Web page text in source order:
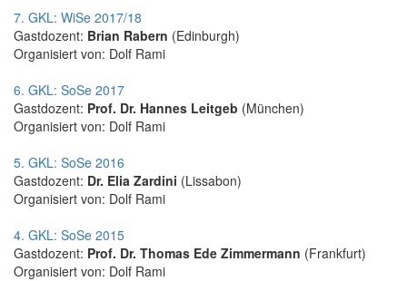
7. GKL: WiSe 2017/18
Gastdozent: Brian Rabern (Edinburgh)
Organisiert von: Dolf Rami
6. GKL: SoSe 2017
Gastdozent: Prof. Dr. Hannes Leitgeb (München)
Organisiert von: Dolf Rami
5. GKL: SoSe 2016
Gastdozent: Dr. Elia Zardini (Lissabon)
Organisiert von: Dolf Rami
4. GKL: SoSe 2015
Gastdozent: Prof. Dr. Thomas Ede Zimmermann (Frankfurt)
Organisiert von: Dolf Rami